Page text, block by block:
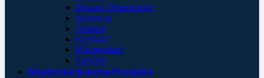
Massive Hemorrhage
Atemweg
Atmung
Kreislauf
Wärmeerhalt
Zubehör
Medizintechnische Produkte